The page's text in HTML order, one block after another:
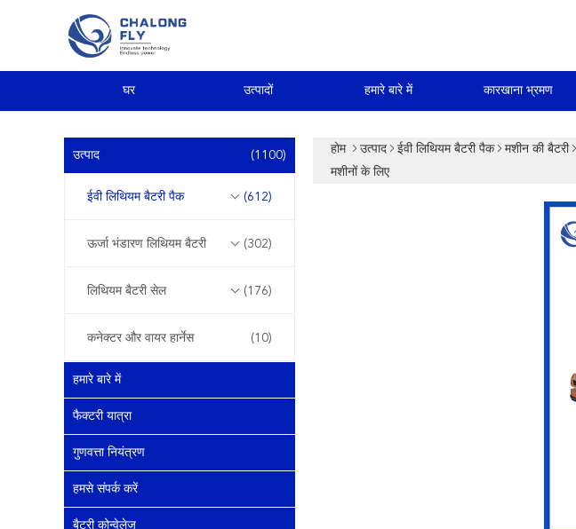
घर उत्पादों हमारे बारे में कारखाना भ्रमण
उत्पाद (1100)
ईवी लिथियम बैटरी पैक (612)
ऊर्जा भंडारण लिथियम बैटरी (302)
लिथियम बैटरी सेल (176)
कनेक्टर और वायर हार्नेस (10)
हमारे बारे में
फैक्टरी यात्रा
गुणवत्ता नियंत्रण
हमसे संपर्क करें
बैटरी कोन्वेलेज
होम उत्पाद ईवी लिथियम बैटरी पैक मशीन की बैटरी
मशीनों के लिए